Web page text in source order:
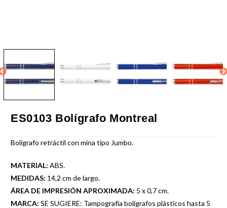
ES0103 Bolígrafo Montreal
Bolígrafo retráctil con mina tipo Jumbo.
MATERIAL: ABS.
MEDIDAS: 14,2 cm de largo.
ÁREA DE IMPRESIÓN APROXIMADA: 5 x 0,7 cm.
MARCA: SE SUGIERE: Tampografía bolígrafos plásticos hasta 5